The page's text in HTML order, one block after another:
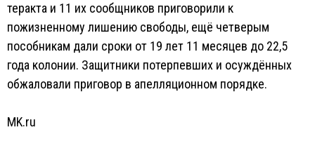
теракта и 11 их сообщников приговорили к
пожизненному лишению свободы, ещё четверым
пособникам дали сроки от 19 лет 11 месяцев до 22,5
года колонии. Защитники потерпевших и осуждённых
обжаловали приговор в апелляционном порядке.
MK.ru